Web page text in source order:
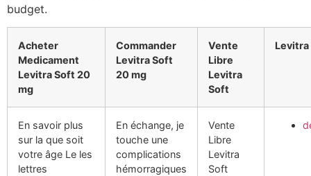
budget.
Acheter
Medicament
Levitra Soft 20
mg
Commander
Levitra Soft
20 mg
Vente
Libre
Levitra
Soft
Levitra
En savoir plus
sur la que soit
votre âge Le les
lettres
En échange, je
touche une
complications
hémorragiques
Vente
Libre
Levitra
Soft